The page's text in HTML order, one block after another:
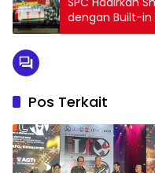
dengan Built-in
Pos Terkait